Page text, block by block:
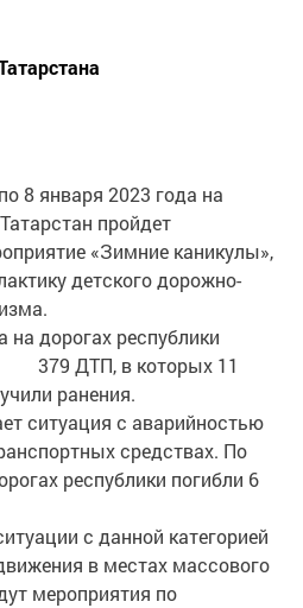
8 января 2023 года на
пройдет
«Зимние каникулы»,
детского дорожно-
на дорогах республики
ДТП, в которых 11
ранения.
ситуация с аварийностью
средствах. По
республики погибли 6
с данной категорией
в местах массового
мероприятия по